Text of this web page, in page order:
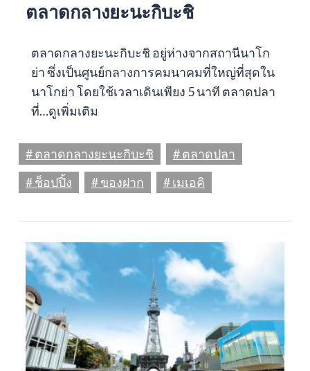
ตลาดกลางยะนะกิบะชิ
ตลาดกลางยะนะกิบะชิ อยู่ห่างจากสถานีนาโก
ย่า ซึ่งเป็นศูนย์กลางการคมนาคมที่ใหญ่ที่สุดใน
นาโกย่า โดยใช้เวลาเดินเพียง 5 นาที ตลาดปลา
ที่…ดูเพิ่มเติม
# ตลาดกลางยะนะกิบะชิ
# ตลาดปลา
# ช็อปปิ้ง
# ของฝาก # เมเอคิ